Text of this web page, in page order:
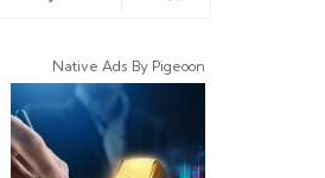
Native Ads By Pigeoon